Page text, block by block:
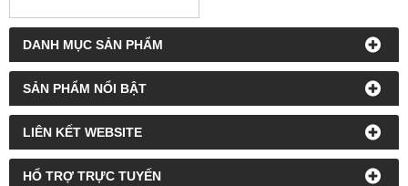
DANH MỤC SẢN PHẨM
SẢN PHẨM NỔI BẬT
LIÊN KẾT WEBSITE
HỔ TRỢ TRỰC TUYẾN